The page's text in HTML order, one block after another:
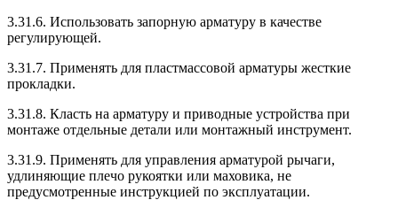
3.31.6. Использовать запорную арматуру в качестве
регулирующей.
3.31.7. Применять для пластмассовой арматуры жесткие
прокладки.
3.31.8. Класть на арматуру и приводные устройства при
монтаже отдельные детали или монтажный инструмент.
3.31.9. Применять для управления арматурой рычаги,
удлиняющие плечо рукоятки или маховика, не
предусмотренные инструкцией по эксплуатации.